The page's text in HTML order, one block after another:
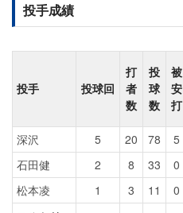
投手成績
投手 投球回
打
者
数
投
球
数
被
安
打
深沢 5 20 78 5
石田健
2 8 33 0
松本凌
1 3 11 0